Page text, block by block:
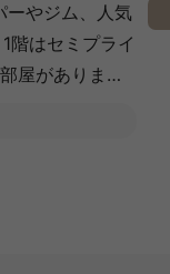
ーやジム、人気
階はセミプライ
屋がありま